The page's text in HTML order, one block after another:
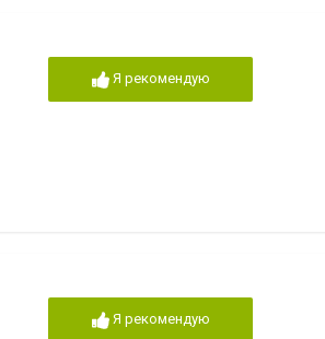
Я рекомендую
Я рекомендую